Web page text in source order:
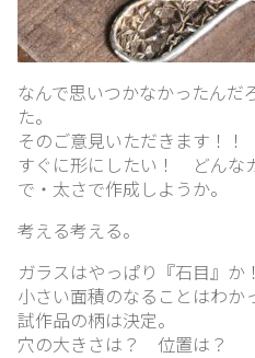
ホ
ー
ム
なんで思いつかなかったんだ
た。
そのご意見いただきます！！
すぐに形にしたい！ どんな
で・太さで作成しようか。
考える考える。
ガラスはやっぱり『石目』か！
小さい面積のなることはわか
試作品の柄は決定。
穴の大きさは？ 位置は？